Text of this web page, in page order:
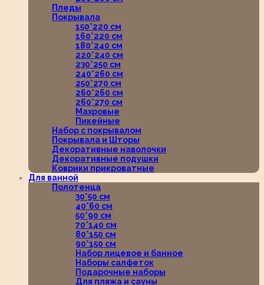
Пледы
Покрывала
150*220 см
160*220 см
180*240 см
220*240 см
230*250 см
240*260 см
250*270 см
260*260 см
260*270 см
Махровые
Пикейные
Набор с покрывалом
Покрывала и Шторы
Декоративные наволочки
Декоративные подушки
Коврики прикроватные
Для ванной
Полотенца
30*50 см
40*60 см
50*90 см
70*140 см
80*150 см
90*150 см
Набор лицевое и банное
Наборы салфеток
Подарочные наборы
Для пляжа и сауны